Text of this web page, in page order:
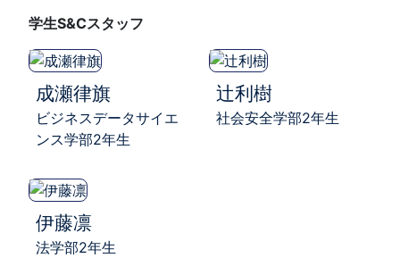
学生S&Cスタッフ
成瀬律旗
ビジネスデータサイエ
ンス学部2年生
辻利樹
社会安全学部2年生
伊藤凛
法学部2年生